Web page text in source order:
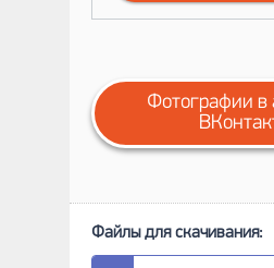
Фотографии в